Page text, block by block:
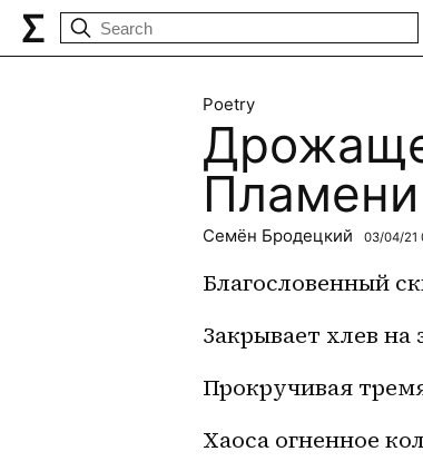
Poetry
Пламени
Семён Бродецкий 03/04/21
Благословенный
Закрывает хлев на
Прокручивая
Хаоса огненное